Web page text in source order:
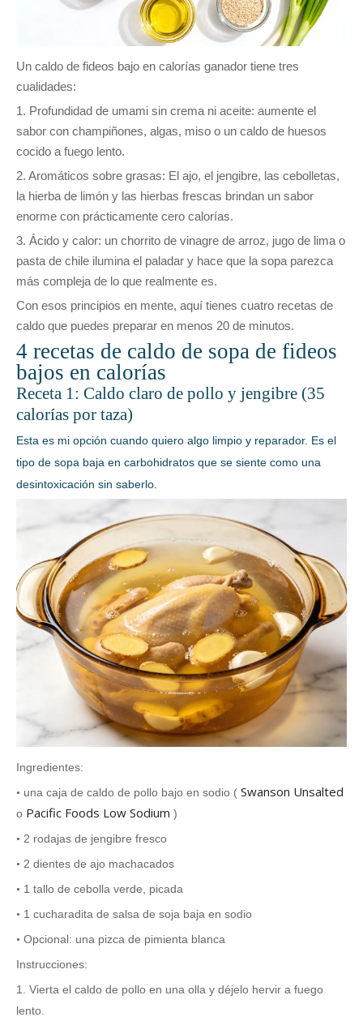
Un caldo de fideos bajo en calorías ganador tiene tres
cualidades:
1. Profundidad de umami sin crema ni aceite: aumente el
sabor con champiñones, algas, miso o un caldo de huesos
cocido a fuego lento.
2. Aromáticos sobre grasas: El ajo, el jengibre, las cebolletas,
la hierba de limón y las hierbas frescas brindan un sabor
enorme con prácticamente cero calorías.
3. Ácido y calor: un chorrito de vinagre de arroz, jugo de lima o
pasta de chile ilumina el paladar y hace que la sopa parezca
más compleja de lo que realmente es.
Con esos principios en mente, aquí tienes cuatro recetas de
caldo que puedes preparar en menos 20 de minutos.
4 recetas de caldo de sopa de fideos
bajos en calorías
Receta 1: Caldo claro de pollo y jengibre (35
calorías por taza)
Esta es mi opción cuando quiero algo limpio y reparador. Es el
tipo de sopa baja en carbohidratos que se siente como una
desintoxicación sin saberlo.
Ingredientes:
• una caja de caldo de pollo bajo en sodio ( Swanson Unsalted
o Pacific Foods Low Sodium )
• 2 rodajas de jengibre fresco
• 2 dientes de ajo machacados
• 1 tallo de cebolla verde, picada
• 1 cucharadita de salsa de soja baja en sodio
• Opcional: una pizca de pimienta blanca
Instrucciones:
1. Vierta el caldo de pollo en una olla y déjelo hervir a fuego
lento.